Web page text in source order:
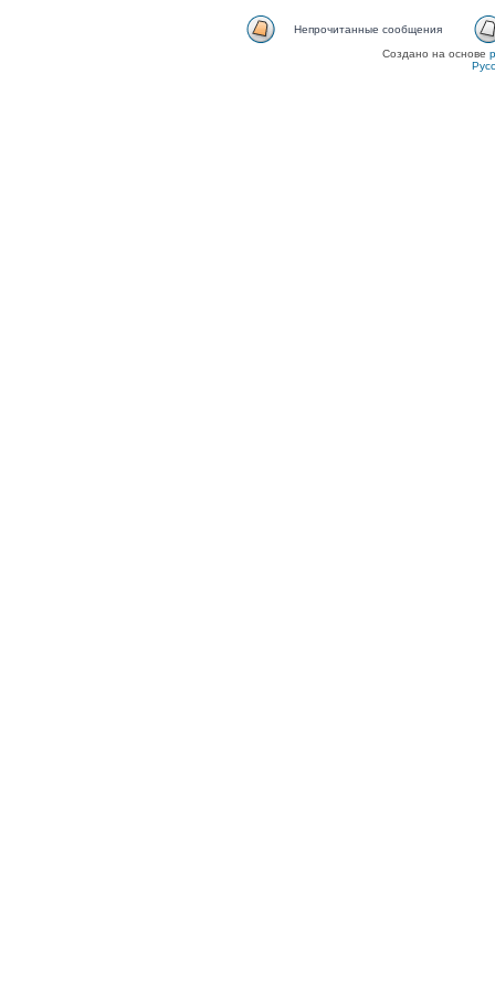
Непрочитанные сообщения
Создано на основе